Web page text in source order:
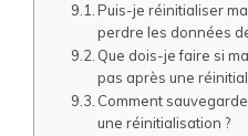
Puis-je réinitialiser
perdre les données
Que dois-je faire si
pas après une
Comment
une réinitialisation ?